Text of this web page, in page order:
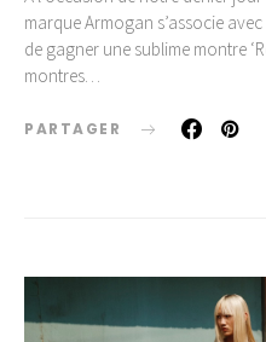
marque Armogan s’associe
de gagner une sublime montre
montres…
PARTAGER